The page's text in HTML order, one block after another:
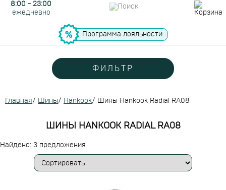
8:00 - 23:00
ежедневно
Программа лояльности
ФИЛЬТР
Главная/ Шины/ Hankook/ Шины Hankook Radial RA08
ШИНЫ HANKOOK RADIAL RA08
Найдено: 3 предложения